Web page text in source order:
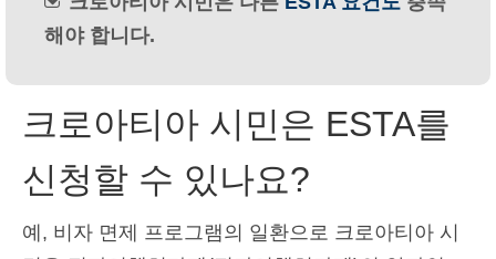
Magyar
日本語 (일어
Norsk bokmål 노르웨이 보크말어
해야 합니다.
크로아티아 시민은 ESTA를
신청할 수 있나요?
예, 비자 면제 프로그램의 일환으로 크로아티아 시